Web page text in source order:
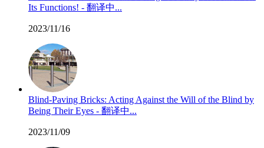
Its Functions! - 翻译中...
2023/11/16
Blind-Paving Bricks: Acting Against the Will of the Blind by
Being Their Eyes - 翻译中...
2023/11/09